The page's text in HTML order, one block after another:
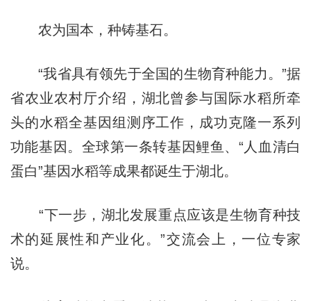
农为国本，种铸基石。
“我省具有领先于全国的生物育种能力。”据
省农业农村厅介绍，湖北曾参与国际水稻所牵
头的水稻全基因组测序工作，成功克隆一系列
功能基因。全球第一条转基因鲤鱼、“人血清白
蛋白”基因水稻等成果都诞生于湖北。
“下一步，湖北发展重点应该是生物育种技
术的延展性和产业化。”交流会上，一位专家
说。